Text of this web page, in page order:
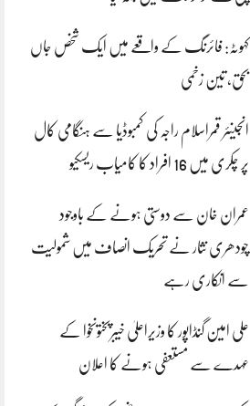
کہوٹہ: فائرنگ کے واقعے میں ایک شخص جاں
بحق، تین زخمی
انجینئر قمراسلام راجہ کی کمبوڈیا سے ہنگامی کال
پر چکری میں 16 افراد کا کامیاب ریسکیو
عمران خان سے دوستی ہونے کے باوجود
چودھری نثار نے تحریک انصاف میں شمولیت
سے انکاری رہے
علی امین گنڈاپور کا وزیراعلیٰ خیبرپختونخوا کے
عہدے سے مستعفی ہونے کا اعلان